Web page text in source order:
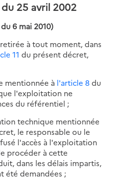
25 avril 2002
6 mai 2010)
à tout moment, dans
11 du présent décret,
mentionnée à l'article 8du
l'exploitation ne
du référentiel ;
technique mentionnée
le responsable ou le
l'accès à l'exploitation
procéder à cette
dans les délais impartis,
été demandées ;